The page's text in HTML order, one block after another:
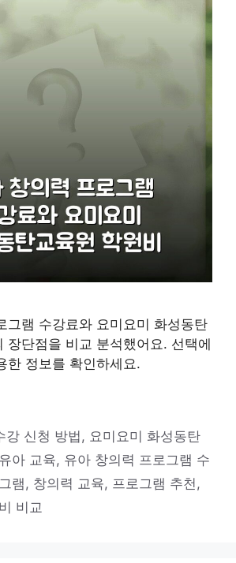
그램 수강료와 요미요미 화성동탄
장단점을 비교 분석했어요. 선택에
한 정보를 확인하세요.
강 신청 방법, 요미요미 화성동탄
유아 교육, 유아 창의력 프로그램 수
램, 창의력 교육, 프로그램 추천,
비교